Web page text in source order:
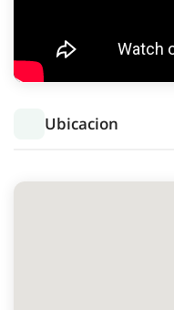
Ubicacion